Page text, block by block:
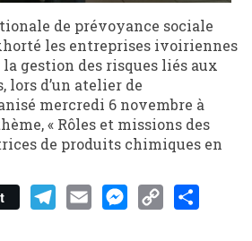
de prévoyance sociale
les entreprises ivoiriennes
gestion des risques liés aux
d’un atelier de
mercredi 6 novembre à
« Rôles et missions des
de produits chimiques en